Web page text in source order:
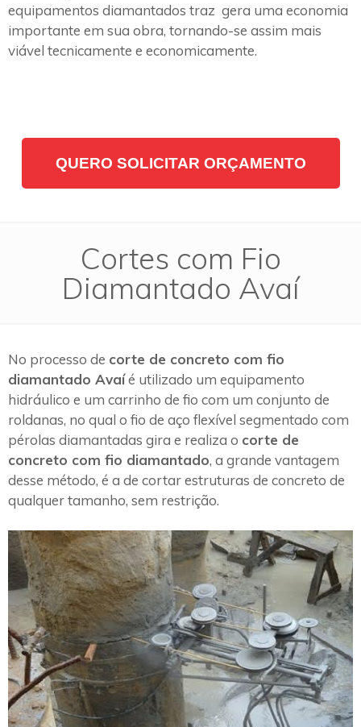
equipamentos diamantados traz gera uma economia
importante em sua obra, tornando-se assim mais
viável tecnicamente e economicamente.
QUERO SOLICITAR ORÇAMENTO
Cortes com Fio
Diamantado Avaí
No processo de corte de concreto com fio
diamantado Avaíé utilizado um equipamento
hidráulico e um carrinho de fio com um conjunto de
roldanas, no qual o fio de aço flexível segmentado com
pérolas diamantadas gira e realiza o corte de
concreto com fio diamantado, a grande vantagem
desse método, é a de cortar estruturas de concreto de
qualquer tamanho, sem restrição.